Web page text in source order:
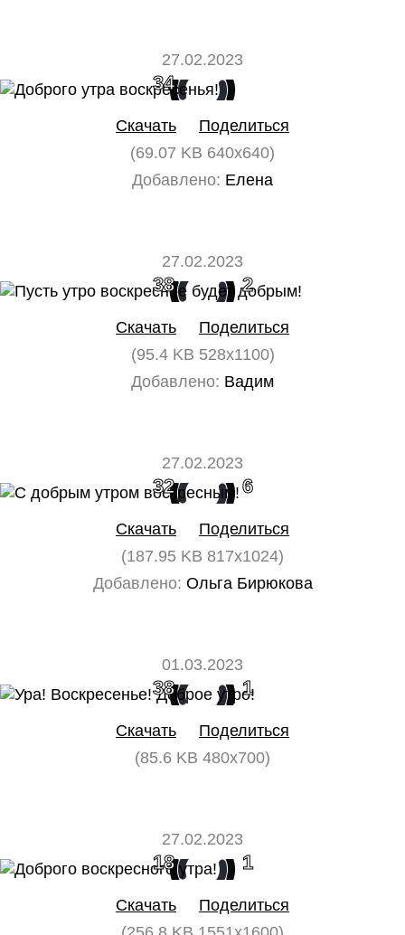
27.02.2023
34
Скачать
Поделиться
(69.07 KB 640x640)
Добавлено: Елена
27.02.2023
38 2
Скачать
Поделиться
(95.4 KB 528x1100)
Добавлено: Вадим
27.02.2023
32 6
Скачать
Поделиться
(187.95 KB 817x1024)
Добавлено: Ольга Бирюкова
01.03.2023
38 1
Скачать
Поделиться
(85.6 KB 480x700)
27.02.2023
18 1
Скачать
Поделиться